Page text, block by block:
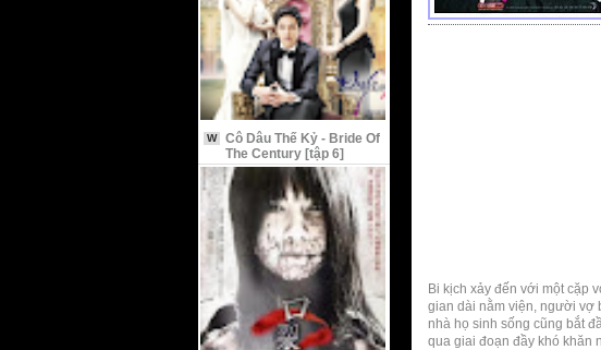
W
Cô Dâu Thế Kỷ - Bride Of
The Century [tập 6]
Bi kịch xảy đến với một cặp
gian dài nằm viện, người vợ
nhà họ sinh sống cũng bắt
qua giai đoạn đầy khó khăn